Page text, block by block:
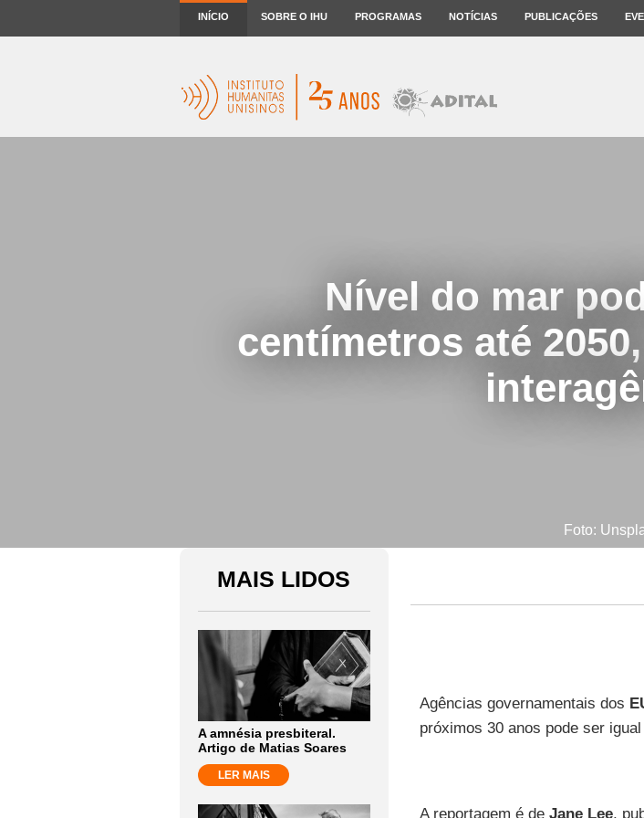
INÍCIO SOBRE O IHU PROGRAMAS NOTÍCIAS PUBLICAÇÕES
Nível do mar
centímetros até
Foto:
MAIS LIDOS
A amnésia presbiteral.
Artigo de Matias Soares
LER MAIS
Agências governamentais dos
próximos 30 anos pode ser
A reportagem é de Jane Lee,